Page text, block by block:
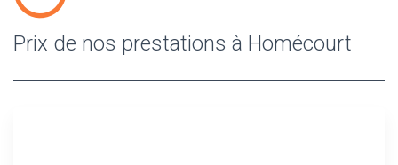
Prix de nos prestations à Homécourt